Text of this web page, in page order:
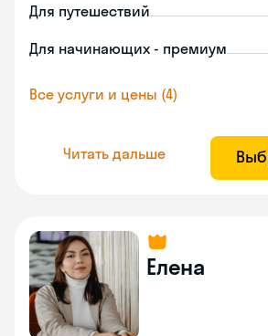
Для путешествий
Для начинающих - премиум
Все услуги и цены (4)
Читать дальше
Елена